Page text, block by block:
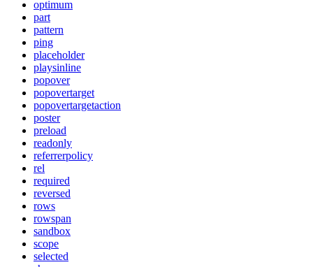
optimum
part
pattern
ping
placeholder
playsinline
popover
popovertarget
popovertargetaction
poster
preload
readonly
referrerpolicy
rel
required
reversed
rows
rowspan
sandbox
scope
selected